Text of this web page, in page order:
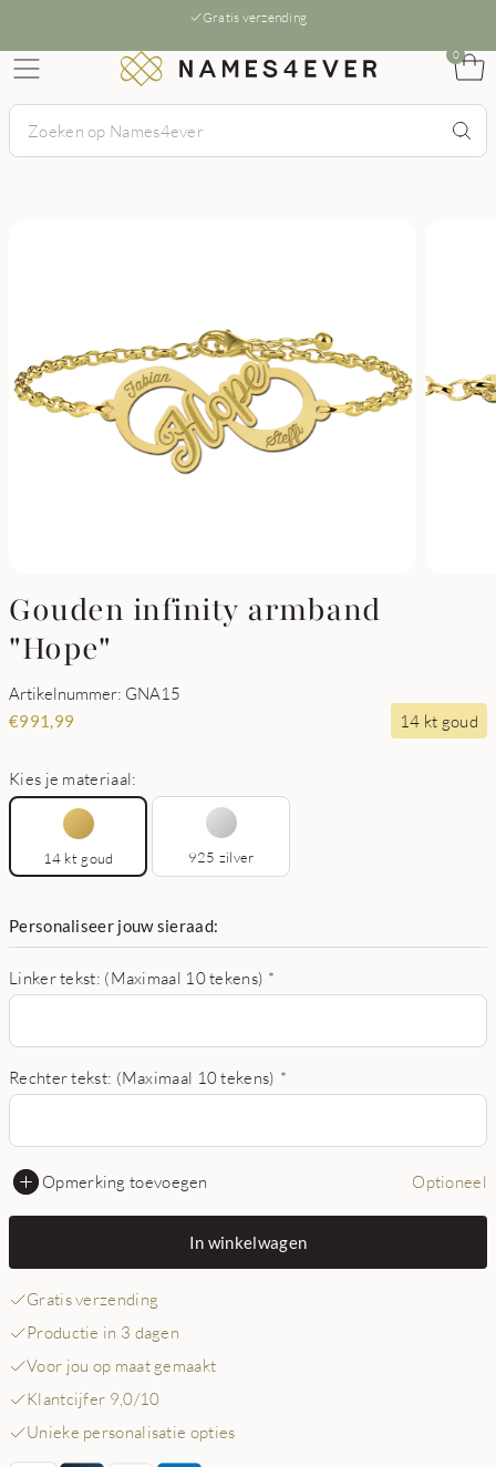
Gratis verzending
0
Gouden infinity armband
"Hope"
Artikelnummer: GNA15
€991,99 14 kt goud
Kies je materiaal:
14 kt goud 925 zilver
Personaliseer jouw sieraad:
Linker tekst: (Maximaal 10 tekens) *
Rechter tekst: (Maximaal 10 tekens) *
Opmerking toevoegen Optioneel
In winkelwagen
Gratis verzending
Productie in 3 dagen
Voor jou op maat gemaakt
Klantcijfer 9,0/10
Unieke personalisatie opties